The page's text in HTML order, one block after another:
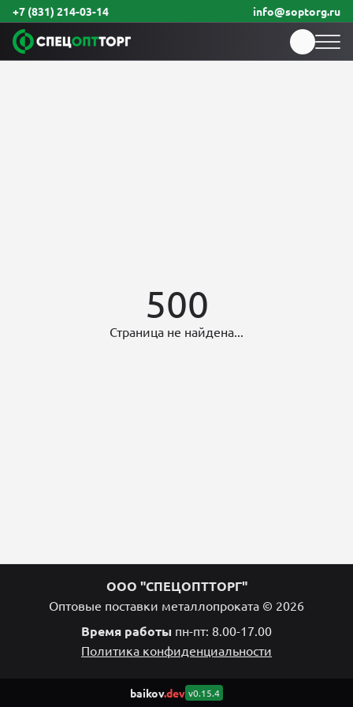
+7 (831) 214-03-14 info@soptorg.ru
500
Страница не найдена...
ООО "СПЕЦОПТТОРГ"
Оптовые поставки металлопроката © 2026
Время работы пн-пт: 8.00-17.00
Политика конфиденциальности
baikov.dev v0.15.4